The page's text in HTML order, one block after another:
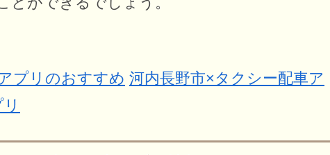
プリのおすすめ 河内長野市×タクシー配車ア